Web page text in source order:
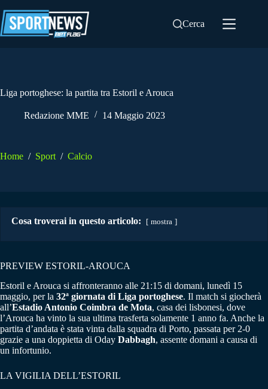
al
contenuto
Cerca
Liga portoghese: la partita tra Estoril e Arouca
Redazione MME 14 Maggio 2023
Home / Sport / Calcio
Cosa troverai in questo articolo: mostra
PREVIEW ESTORIL-AROUCA
Estoril e Arouca si affronteranno alle 21:15 di domani, lunedì 15
maggio, per la 32ª giornata di Liga portoghese. Il match si giocherà
all’Estadio Antonio Coimbra de Mota, casa dei lisbonesi, dove
l’Arouca ha vinto la sua ultima trasferta solamente 1 anno fa. Anche la
partita d’andata è stata vinta dalla squadra di Porto, passata per 2-0
grazie a una doppietta di Oday Dabbagh, assente domani a causa di
un infortunio.
LA VIGILIA DELL’ESTORIL